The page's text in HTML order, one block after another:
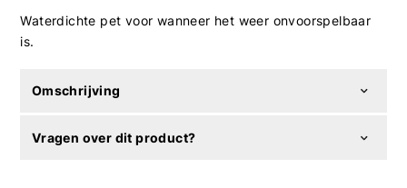
Waterdichte pet voor wanneer het weer onvoorspelbaar
is.
Omschrijving
Vragen over dit product?